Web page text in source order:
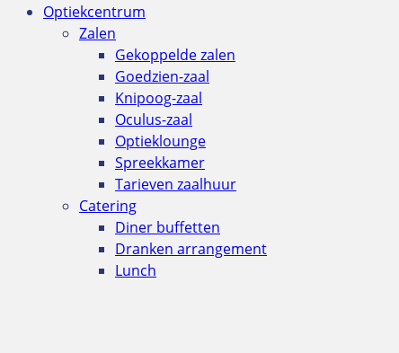
Optiekcentrum
Zalen
Gekoppelde zalen
Goedzien-zaal
Knipoog-zaal
Oculus-zaal
Optieklounge
Spreekkamer
Tarieven zaalhuur
Catering
Diner buffetten
Dranken arrangement
Lunch